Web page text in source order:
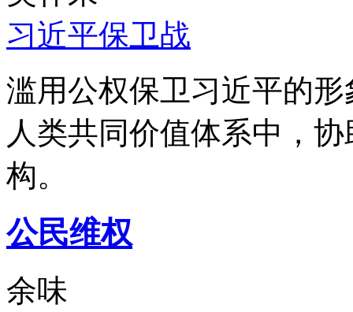
习近平保卫战
滥用公权保卫习近平的
人类共同价值体系中，
构。
公民维权
余味